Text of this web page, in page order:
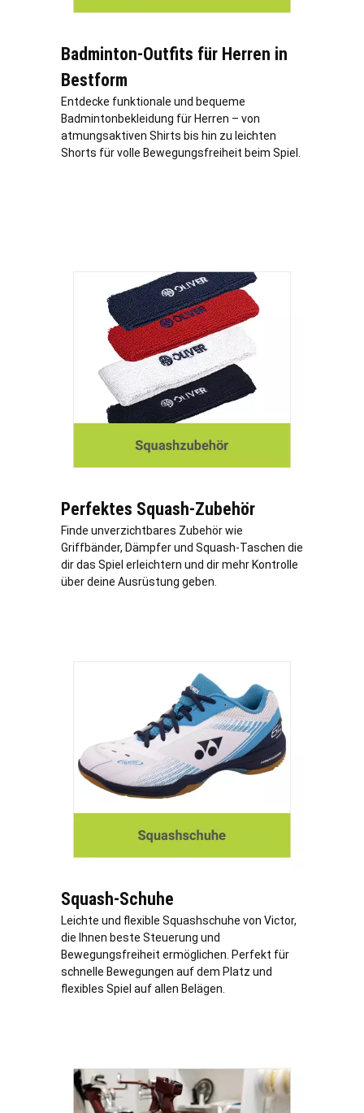
Badminton-Outfits für Herren in
Bestform
Entdecke funktionale und bequeme
Badmintonbekleidung für Herren – von
atmungsaktiven Shirts bis hin zu leichten
Shorts für volle Bewegungsfreiheit beim Spiel.
Perfektes Squash-Zubehör
Finde unverzichtbares Zubehör wie
Griffbänder, Dämpfer und Squash-Taschen die
dir das Spiel erleichtern und dir mehr Kontrolle
über deine Ausrüstung geben.
Squash-Schuhe
Leichte und flexible Squashschuhe von Victor,
die Ihnen beste Steuerung und
Bewegungsfreiheit ermöglichen. Perfekt für
schnelle Bewegungen auf dem Platz und
flexibles Spiel auf allen Belägen.